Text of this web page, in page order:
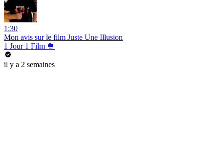
1:30
Mon avis sur le film Juste Une Illusion
1 Jour 1 Film 🍿
il y a 2 semaines